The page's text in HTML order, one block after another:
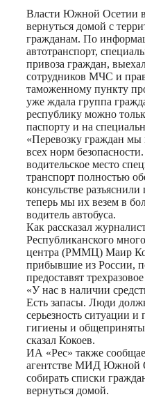
Print
Власти Южной Осетии
вернуться домой с
гражданам. По
автотранспорт,
привоза граждан,
сотрудников МЧС и
таможенному пункту
уже ждала группа
республику можно
паспорту и на
«Перевозку граждан
всех норм
водительское место
транспорт полностью
консульстве
теперь мы их везем в
водитель автобуса.
Как рассказал
Республиканского
центра (РММЦ) Маир
прибывшие из России,
предоставят
«У нас в наличии
Есть запасы. Люди
серьезность ситуации
гигиены и
сказал Кокоев.
ИА «Рес» также
агентстве МИД Южной
собирать списки
вернуться домой.